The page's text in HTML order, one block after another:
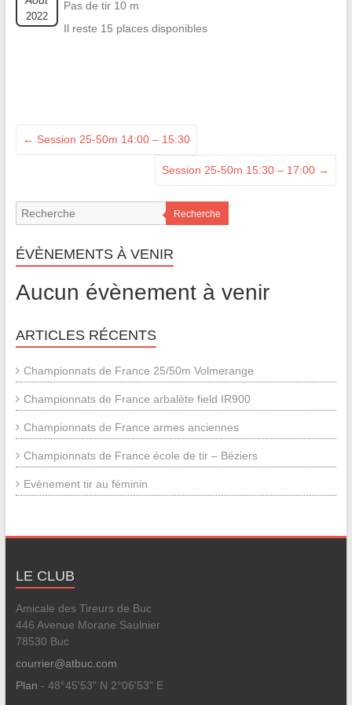
2022
Pas de tir 10 m
Il reste 15 places disponibles
← Session 25-50m 14:00 – 15:30
Session 25-50m 15:30 – 17:00 →
Recherche
ÉVÈNEMENTS À VENIR
Aucun évènement à venir
ARTICLES RÉCENTS
Championnats de France 25/50m Volmerange
Championnats de France arbalète field IR900
Championnats de France armes anciennes
Championnats de France école de tir – Béziers
Evènement tir au féminin
LE CLUB
Amicale des Tireurs de Buc
446 Avenue Morane Saulnier
78530 Buc
courrier@atbuc.com
Plan - 48°45'53" N 2°06'53" E